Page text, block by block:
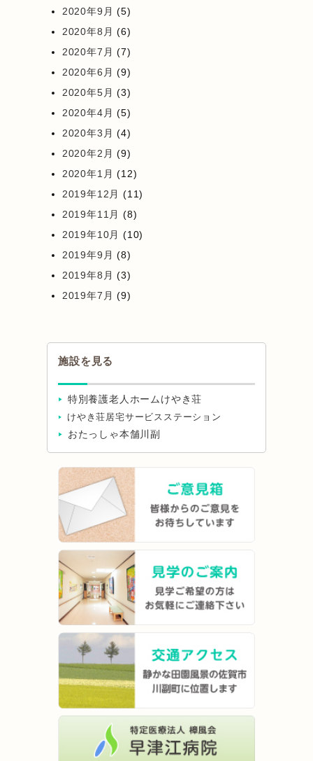
2020年9月 (5)
2020年8月 (6)
2020年7月 (7)
2020年6月 (9)
2020年5月 (3)
2020年4月 (5)
2020年3月 (4)
2020年2月 (9)
2020年1月 (12)
2019年12月 (11)
2019年11月 (8)
2019年10月 (10)
2019年9月 (8)
2019年8月 (3)
2019年7月 (9)
施設を見る
特別養護老人ホームけやき荘
けやき荘居宅サービスステーション
おたっしゃ本舗川副